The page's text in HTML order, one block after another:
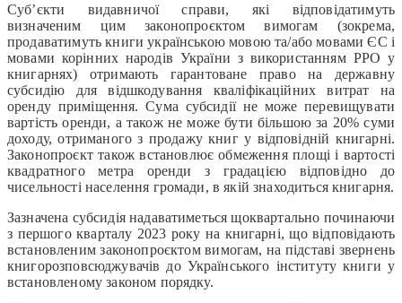
Суб’єкти видавничої справи, які відповідатимуть
визначеним цим законопроєктом вимогам (зокрема,
продаватимуть книги українською мовою та/або мовами ЄС і
мовами корінних народів України з використанням РРО у
книгарнях) отримають гарантоване право на державну
субсидію для відшкодування кваліфікаційних витрат на
оренду приміщення. Сума субсидії не може перевищувати
вартість оренди, а також не може бути більшою за 20% суми
доходу, отриманого з продажу книг у відповідній книгарні.
Законопроєкт також встановлює обмеження площі і вартості
квадратного метра оренди з градацією відповідно до
чисельності населення громади, в якій знаходиться книгарня.
Зазначена субсидія надаватиметься щоквартально починаючи
з першого кварталу 2023 року на книгарні, що відповідають
встановленим законопроєктом вимогам, на підставі звернень
книгорозповсюджувачів до Українського інституту книги у
встановленому законом порядку.